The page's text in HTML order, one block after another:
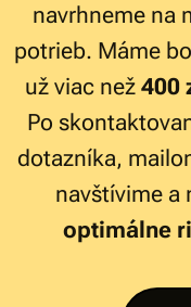
navrhneme na
potrieb. Máme
už viac než 400
Po
dotazníka,
navštívime a
optimálne